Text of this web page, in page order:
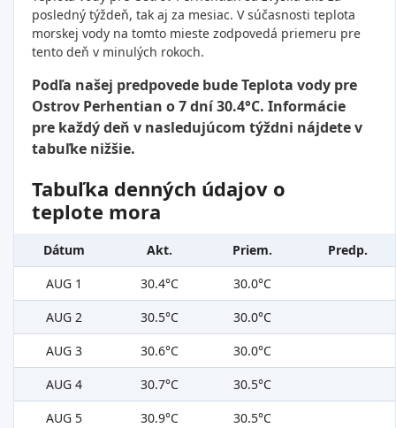
posledný týždeň, tak aj za mesiac. V súčasnosti teplota
morskej vody na tomto mieste zodpovedá priemeru pre
tento deň v minulých rokoch.
Podľa našej predpovede bude Teplota vody pre
Ostrov Perhentian o 7 dní 30.4°C. Informácie
pre každý deň v nasledujúcom týždni nájdete v
tabuľke nižšie.
Tabuľka denných údajov o
teplote mora
Dátum Akt. Priem.
Predp.
AUG 1
30.4°C
30.0°C
AUG 2
30.5°C
30.0°C
AUG 3
30.6°C
30.0°C
AUG 4
30.7°C
30.5°C
AUG 5
30.9°C
30.5°C